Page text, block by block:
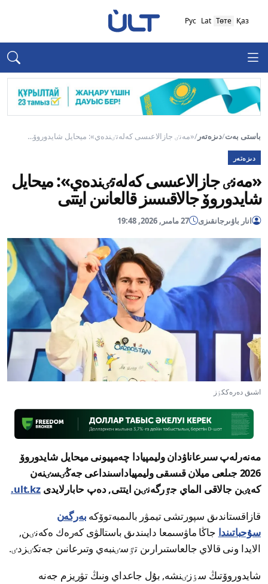
Қаз
Төте
Lat
Рус
باستى بەت/دىزەتەر /«مەنٸ جازالاعىسى كەلەتٸندەي»: ميحايل شايدوروۆ...
دىزەتەر
«مەنٸ جازالاعىسى كەلەتٸندەي»: ميحايل
شايدوروۆ جالاقىسىز قالعانىن ايتتى
انار باۋىرجانقىزى 27 مامىر, 2026, 19:48
اشىق دەرەككٶز
مەنەرلەپ سىرعاناۋدان وليمپيادا چەمپيونى ميحايل شايدوروۆ
2026 جىلعى ميلان قىسقى وليمپياداسىنداعى جەڭٸسٸنەن
كەيٸن جالاقى الماي جٷرگەنٸن ايتتى, دەپ حابارلايدىult.kz.
قازاقستاندىق سپورتشى تيمۋر بالىمبەتوۆكە بەرگەن
سۇحباتىندا جاڭا ماۋسىمعا دايىندىق باستالۋى كەرەك ەكەنٸن,
الايدا ونى قالاي جالعاستىرارىن تٷسٸنبەي وتىرعانىن جەتكٸزدٸ.
شايدوروۆتىڭ سٶزٸنشە, بۇل جاعداي ونىڭ تۋريزم جەنە